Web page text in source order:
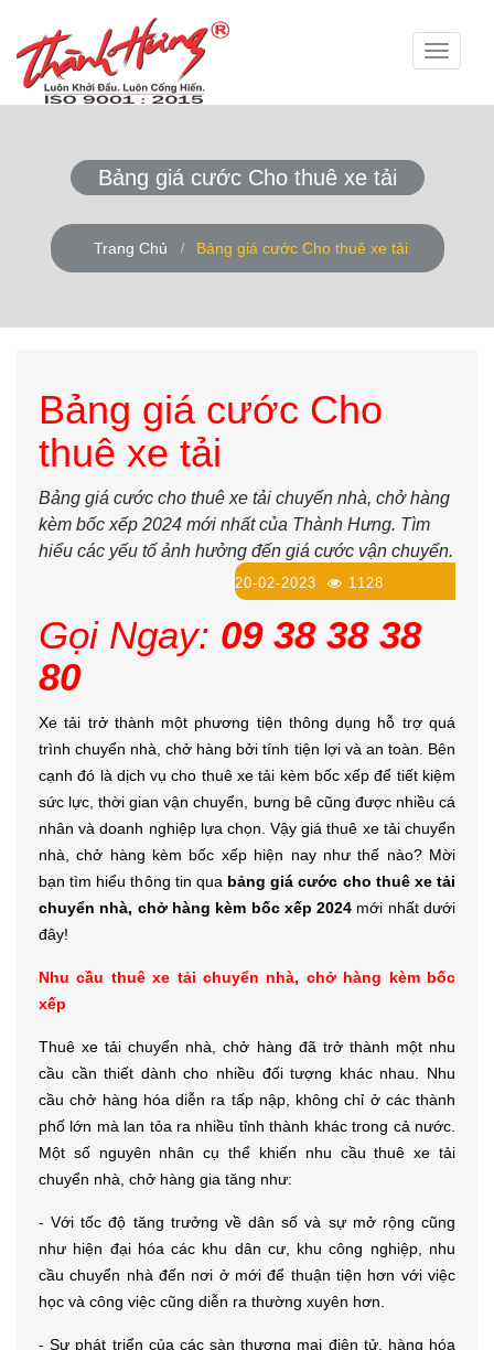
Toggle
Bảng giá cước Cho thuê xe tải
Trang Chủ Bảng giá cước Cho thuê xe tải
Bảng giá cước Cho
thuê xe tải
Bảng giá cước cho thuê xe tải chuyển nhà, chở hàng
kèm bốc xếp 2024 mới nhất của Thành Hưng. Tìm
hiểu các yếu tố ảnh hưởng đến giá cước vận chuyển.
20-02-2023 1128
Gọi Ngay: 09 38 38 38
80
Xe tải trở thành một phương tiện thông dụng hỗ trợ quá
trình chuyển nhà, chở hàng bởi tính tiện lợi và an toàn. Bên
cạnh đó là dịch vụ cho thuê xe tải kèm bốc xếp để tiết kiệm
sức lực, thời gian vận chuyển, bưng bê cũng được nhiều cá
nhân và doanh nghiệp lựa chọn. Vậy giá thuê xe tải chuyển
nhà, chở hàng kèm bốc xếp hiện nay như thế nào? Mời
bạn tìm hiểu thông tin qua bảng giá cước cho thuê xe tải
chuyển nhà, chở hàng kèm bốc xếp 2024 mới nhất dưới
đây!
Nhu cầu thuê xe tải chuyển nhà, chở hàng kèm bốc
xếp
Thuê xe tải chuyển nhà, chở hàng đã trở thành một nhu
cầu cần thiết dành cho nhiều đối tượng khác nhau. Nhu
cầu chở hàng hóa diễn ra tấp nập, không chỉ ở các thành
phố lớn mà lan tỏa ra nhiều tỉnh thành khác trong cả nước.
Một số nguyên nhân cụ thể khiến nhu cầu thuê xe tải
chuyển nhà, chở hàng gia tăng như:
- Với tốc độ tăng trưởng về dân số và sự mở rộng cũng
như hiện đại hóa các khu dân cư, khu công nghiệp, nhu
cầu chuyển nhà đến nơi ở mới để thuận tiện hơn với việc
học và công việc cũng diễn ra thường xuyên hơn.
- Sự phát triển của các sàn thương mại điện tử, hàng hóa